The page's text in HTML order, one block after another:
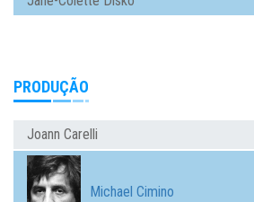
PRODUÇÃO
Joann Carelli
Michael Cimino